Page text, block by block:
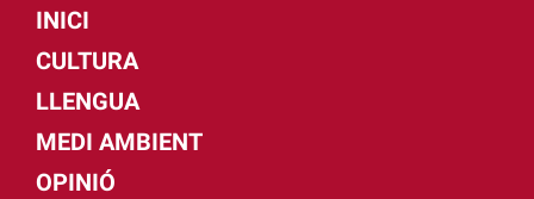
INICI
CULTURA
LLENGUA
MEDI AMBIENT
OPINIÓ